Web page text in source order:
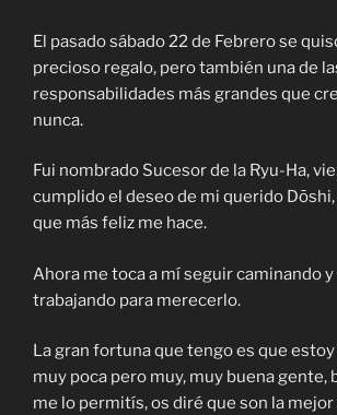
El pasado sábado 22 de Febrero se
precioso regalo, pero también una de
responsabilidades más grandes que
nunca.
Fui nombrado Sucesor de la Ryu-Ha,
cumplido el deseo de mi querido
que más feliz me hace.
Ahora me toca a mí seguir caminando
trabajando para merecerlo.
La gran fortuna que tengo es que
muy poca pero muy, muy buena gente,
me lo permitís, os diré que son la